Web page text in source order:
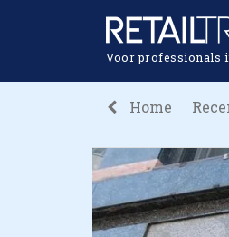
Voor professionals
Home